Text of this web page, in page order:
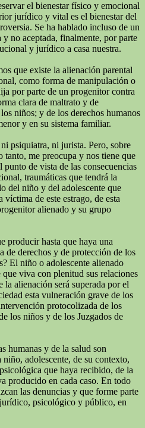
el bienestar físico y emocional
jurídico y vital es el bienestar del
Se ha hablado incluso de un
no aceptada, finalmente, por parte
y jurídico a casa nuestra.
que existe la alienación parental
como forma de manipulación o
por parte de un progenitor contra
clara de maltrato y de
niños; y de los derechos humanos
y en su sistema familiar.
psiquiatra, ni jurista. Pero, sobre
me preocupa y nos tiene que
de vista de las consecuencias
traumáticas que tendrá la
del niño y del adolescente que
de este estrago, de esta
alienado y su grupo
producir hasta que haya una
de derechos y de protección de los
El niño o adolescente alienado
viva con plenitud sus relaciones
la alienación será superada por el
esta vulneración grave de los
protocolizada de los
los niños y de los Juzgados de
humanas y de la salud son
adolescente, de su contexto,
que haya recibido, de la
producido en cada caso. En todo
las denuncias y que forme parte
psicológico y público, en